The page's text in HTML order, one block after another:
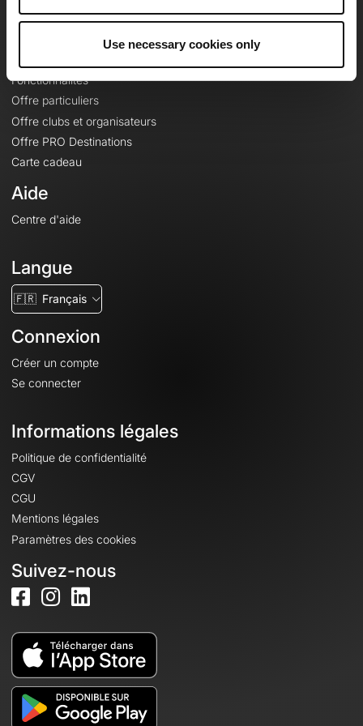
Use necessary cookies only
Fonctionnalités
Offre particuliers
Offre clubs et organisateurs
Offre PRO Destinations
Carte cadeau
Aide
Centre d'aide
Langue
🇫🇷 Français
Connexion
Créer un compte
Se connecter
Informations légales
Politique de confidentialité
CGV
CGU
Mentions légales
Paramètres des cookies
Suivez-nous